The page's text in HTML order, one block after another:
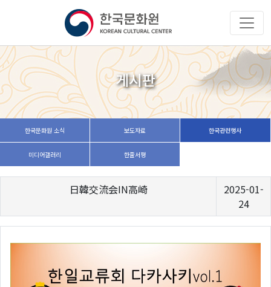
게시판
한국문화원 소식 보도자료 한국관련행사
미디어갤러리 한줄서평
日韓交流会IN高崎
2025-01-
24